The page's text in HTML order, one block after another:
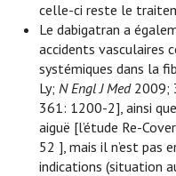
celle-ci reste le
Le dabigatran a
accidents vasculaires
systémiques dans la
Ly;N Engl J Med2009;
361: 1200-2], ainsi
aiguë [l’étude Re-
52 ], mais il n’est pas
indications (situation